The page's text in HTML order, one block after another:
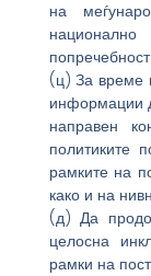
на
(ц) За време
информации
направен
политиките
рамките на
како и на
(д) Да
целосна
рамки на